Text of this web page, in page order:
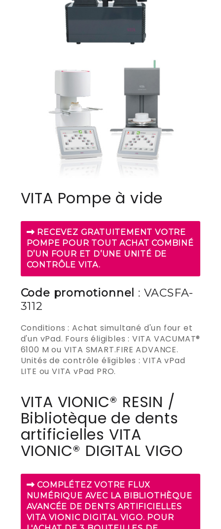
VITA Pompe à vide
RECEVEZ GRATUITEMENT VOTRE
POMPE POUR TOUT ACHAT COMBINÉ
D’UN FOUR ET D’UNE UNITÉ DE
CONTRÔLE VITA.
Code promotionnel : VACSFA-
3112
Conditions : Achat simultané d'un four et
d'un vPad. Fours éligibles : VITA VACUMAT®
6100 M ou VITA SMART.FIRE ADVANCE.
Unités de contrôle éligibles : VITA vPad
LITE ou VITA vPad PRO.
VITA VIONIC® RESIN /
Bibliotèque de dents
artificielles VITA
VIONIC® DIGITAL VIGO
COMPLÉTEZ VOTRE FLUX
NUMÉRIQUE AVEC LA BIBLIOTHÈQUE
AVANCÉE DE DENTS ARTIFICIELLES
VITA VIONIC DIGITAL VIGO. POUR